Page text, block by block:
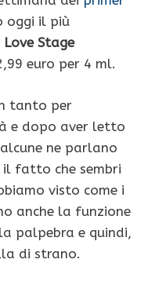
oggi il più
Love Stage
euro per 4 ml.
tanto per
e dopo aver letto
ne parlano
fatto che sembri
visto come i
anche la funzione
palpebra e quindi,
di strano.